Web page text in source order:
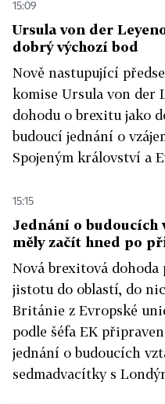
15:09
Ursula von der
dobrý výchozí bod
Nově nastupující
komise Ursula von der
dohodu o brexitu jako
budoucí jednání o
Spojeným království a
15:15
Jednání o budoucích
měly začít hned po
Nová brexitová dohoda
jistotu do oblastí, do
Británie z Evropské
podle šéfa EK
jednání o budoucích
sedmadvacítky s